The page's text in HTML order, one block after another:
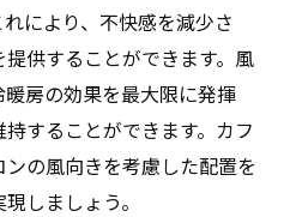
により、不快感を減少さ
供することができます。風
房の効果を最大限に発揮
することができます。カフ
の風向きを考慮した配置を
しましょう。